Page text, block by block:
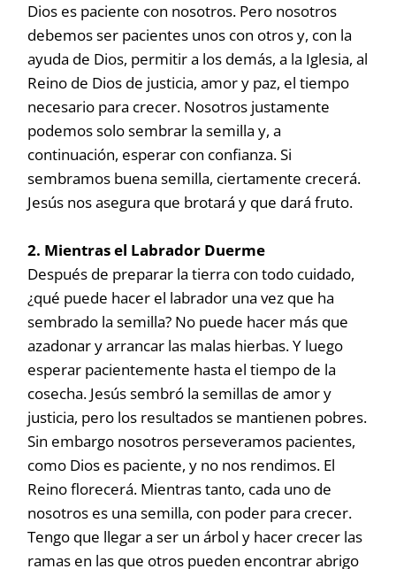
Dios es paciente con nosotros. Pero nosotros
debemos ser pacientes unos con otros y, con la
ayuda de Dios, permitir a los demás, a la Iglesia, al
Reino de Dios de justicia, amor y paz, el tiempo
necesario para crecer. Nosotros justamente
podemos solo sembrar la semilla y, a
continuación, esperar con confianza. Si
sembramos buena semilla, ciertamente crecerá.
Jesús nos asegura que brotará y que dará fruto.
2. Mientras el Labrador Duerme
Después de preparar la tierra con todo cuidado,
¿qué puede hacer el labrador una vez que ha
sembrado la semilla? No puede hacer más que
azadonar y arrancar las malas hierbas. Y luego
esperar pacientemente hasta el tiempo de la
cosecha. Jesús sembró la semillas de amor y
justicia, pero los resultados se mantienen pobres.
Sin embargo nosotros perseveramos pacientes,
como Dios es paciente, y no nos rendimos. El
Reino florecerá. Mientras tanto, cada uno de
nosotros es una semilla, con poder para crecer.
Tengo que llegar a ser un árbol y hacer crecer las
ramas en las que otros pueden encontrar abrigo